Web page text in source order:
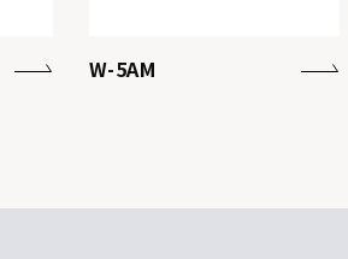
W-5AM